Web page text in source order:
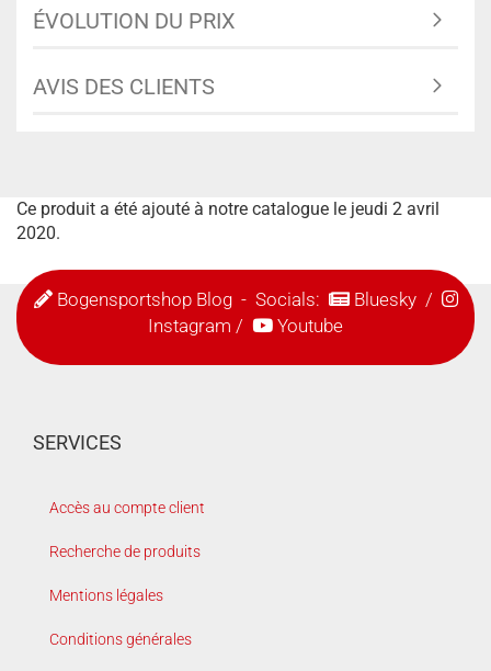
ÉVOLUTION DU PRIX
AVIS DES CLIENTS
Ce produit a été ajouté à notre catalogue le jeudi 2 avril
2020.
Bogensportshop Blog- Socials: Bluesky/
Instagram / Youtube
SERVICES
Accès au compte client
Recherche de produits
Mentions légales
Conditions générales